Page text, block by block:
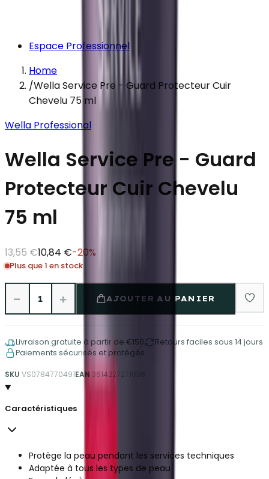
Espace Professionnel
Home
/Wella Service Pre - Guard Protecteur Cuir
Chevelu 75 ml
Wella Professional
Wella Service Pre - Guard
Protecteur Cuir Chevelu
75 ml
13,55 €10,84 €-20%
Plus que 1 en stock
− 1 + AJOUTER AU PANIER
Livraison gratuite à partir de €150
Retours faciles sous 14 jours
Paiements sécurisés et protégés
SKU VS0784770491EAN 3614227271036
Caractéristiques
Protège la peau pendant les services techniques
Adaptée à tous les types de peau